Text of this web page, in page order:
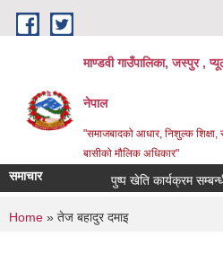
Skip to main content
माण्डवी गाउँपालिका, जस्पुर ,
नेपाल
"समाजबादको आधार, निशुल्क शिक्षा,
बासीको मौलिक अधिकार"
समाचार पुष्प खेति कार्यक्रम सम्बन्धी
You are here
Home » तेज बहादुर दमाइ